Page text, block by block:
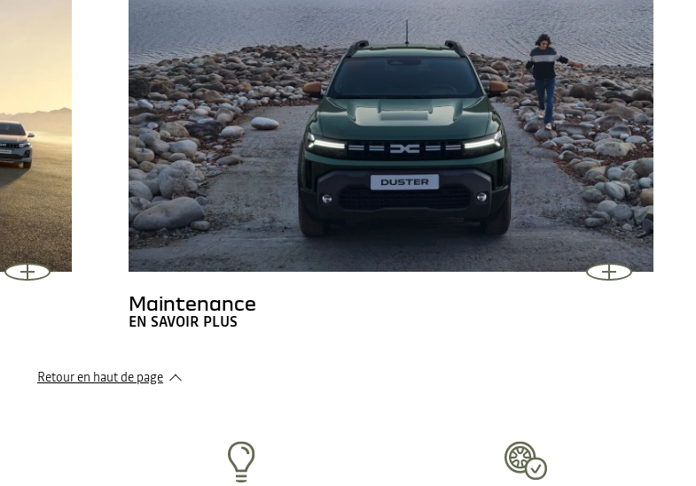
Maintenance
EN SAVOIR PLUS
Retour en haut de page​